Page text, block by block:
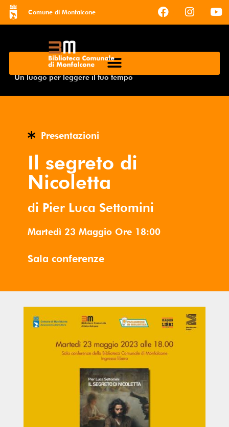
Comune di Monfalcone
Un luogo per leggere il tuo tempo
Presentazioni
Il segreto di
Nicoletta
di Pier Luca Settomini
Martedì 23 Maggio Ore 18:00
Sala conferenze